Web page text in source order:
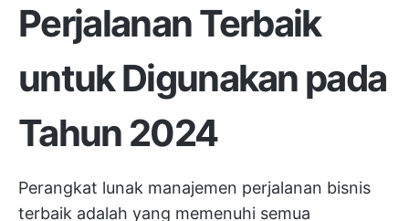
Perjalanan Terbaik
untuk Digunakan pada
Tahun 2024
Perangkat lunak manajemen perjalanan bisnis
terbaik adalah yang memenuhi semua